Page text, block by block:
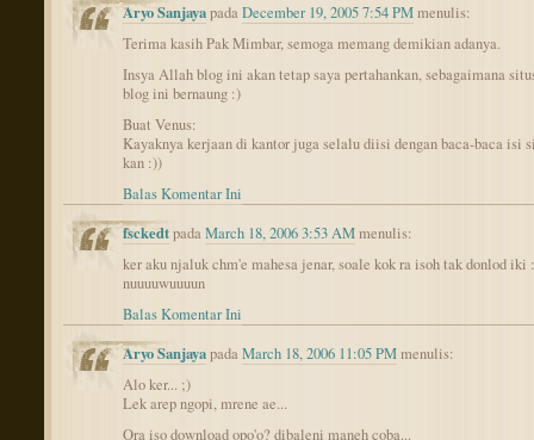
Aryo SanjayapadaDecember 19, 2005 7:54 PMmenulis:
Terima kasih Pak Mimbar, semoga memang demikian adanya.
Insya Allah blog ini akan tetap saya pertahankan, sebagaimana
blog ini bernaung :)
Buat Venus:
Kayaknya kerjaan di kantor juga selalu diisi dengan baca-baca isi
kan :))
Balas Komentar Ini
fsckedtpadaMarch 18, 2006 3:53 AMmenulis:
ker aku njaluk chm'e mahesa jenar, soale kok ra isoh tak donlod iki
nuuuuwuuuun
Balas Komentar Ini
Aryo SanjayapadaMarch 18, 2006 11:05 PMmenulis:
Alo ker... ;)
Lek arep ngopi, mrene ae...
Ora iso download opo'o? dibaleni maneh coba...